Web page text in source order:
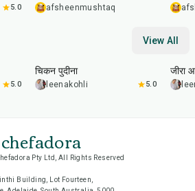
5.0 afsheenmushtaq
View All
5.0
चिकन पुदीना
leenakohli 5.0
जीरा
chefadora
Pty Ltd, All Rights Reserved
Building, Lot Fourteen,